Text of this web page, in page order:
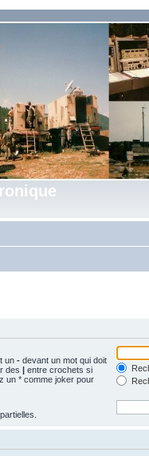
un - devant un mot qui doit
des | entre crochets si
un * comme joker pour